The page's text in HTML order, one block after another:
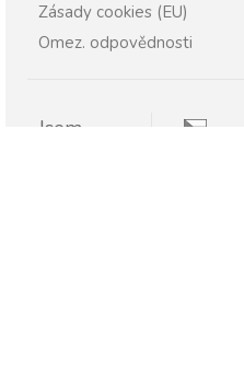
Zásady cookies (EU)
Omez. odpovědnosti
Jsem